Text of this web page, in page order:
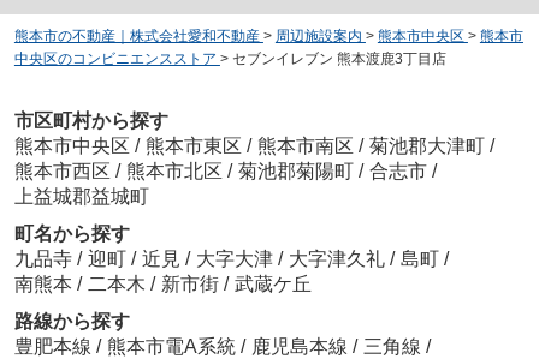
熊本市の不動産｜株式会社愛和不動産 > 周辺施設案内 > 熊本市中央区 > 熊本市
中央区のコンビニエンスストア > セブンイレブン 熊本渡鹿3丁目店
市区町村から探す
熊本市中央区 / 熊本市東区 / 熊本市南区 / 菊池郡大津町 /
熊本市西区 / 熊本市北区 / 菊池郡菊陽町 / 合志市 /
上益城郡益城町
町名から探す
九品寺 / 迎町 / 近見 / 大字大津 / 大字津久礼 / 島町 /
南熊本 / 二本木 / 新市街 / 武蔵ケ丘
路線から探す
豊肥本線 / 熊本市電A系統 / 鹿児島本線 / 三角線 /